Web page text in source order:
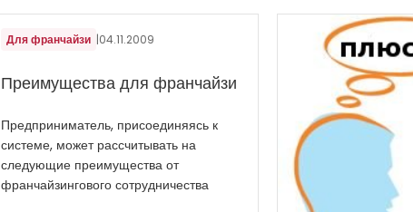
Для франчайзи |04.11.2009
Преимущества для франчайзи
Предприниматель, присоединяясь к
системе, может рассчитывать на
следующие преимущества от
франчайзингового сотрудничества